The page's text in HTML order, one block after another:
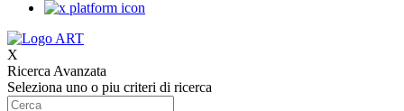
X
Ricerca Avanzata
Seleziona uno o piu criteri di ricerca